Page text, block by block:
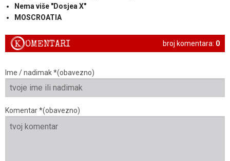
Nema više "Dosjea X"
MOSCROATIA
broj komentara: 0
KOMENTARI
Ime / nadimak *(obavezno)
Komentar *(obavezno)